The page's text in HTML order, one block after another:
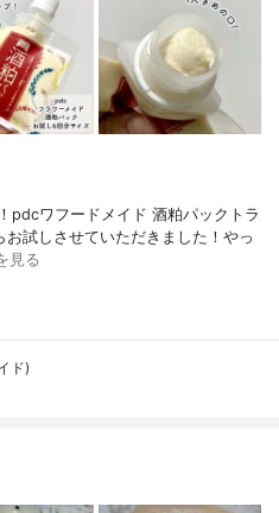
pdcワフードメイド 酒粕パックトラ
試しさせていただきました！やっ
見る
ド)